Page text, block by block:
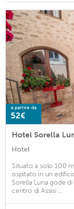
a partire da
52€
Hotel Sorella
Hotel
Situato a solo 100
ospitato in un
Sorella Luna gode
centro di Assisi ...